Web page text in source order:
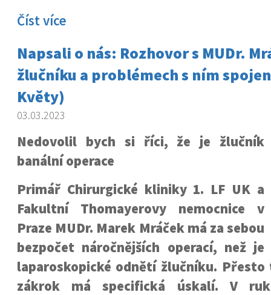
Číst více
Napsali o nás: Rozhovor s MUDr.
žlučníku a problémech s ním
Květy)
03.03.2023
Nedovolil bych si říci, že je žlučník
banální operace
Primář Chirurgické kliniky 1. LF UK a
Fakultní Thomayerovy nemocnice v
Praze MUDr. Marek Mráček má za sebou
bezpočet náročnějších operací, než je
laparoskopické odnětí žlučníku.
zákrok má specifická úskalí. V